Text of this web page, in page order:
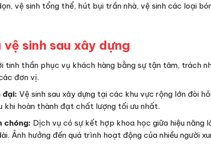
vệ sinh tổng thể, hút bụi trần nhà, vệ sinh các loại
sinh sau xây dựng
tinh thần phục vụ khách hàng bằng sự tận tâm, trách
đơn vị.
đại: Vệ sinh sau xây dựng tại các khu vực rộng lớn đòi
khi hoàn thành đạt chất lượng tối ưu nhất.
chóng: Dịch vụ có sự kết hợp khoa học giữa hiệu năng
Ảnh hưởng đến quá trình hoạt động của nhiều người